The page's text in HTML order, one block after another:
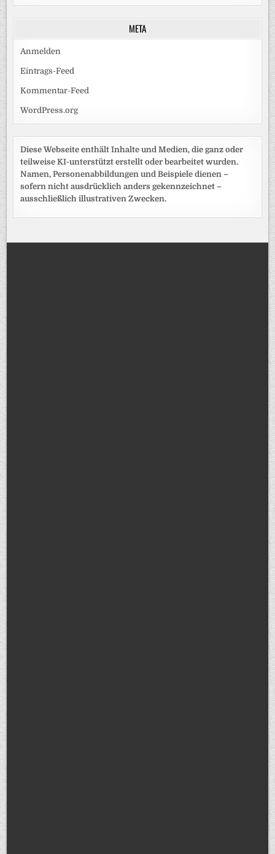
META
Anmelden
Eintrags-Feed
Kommentar-Feed
WordPress.org
Diese Webseite enthält Inhalte und Medien, die ganz oder
teilweise KI-unterstützt erstellt oder bearbeitet wurden.
Namen, Personenabbildungen und Beispiele dienen –
sofern nicht ausdrücklich anders gekennzeichnet –
ausschließlich illustrativen Zwecken.